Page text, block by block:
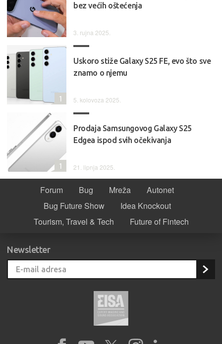
bez većih oštećenja
3. rujna 2025.
Uskoro stiže Galaxy S25 FE, evo što sve
znamo o njemu
5. kolovoza 2025.
1
Prodaja Samsungovog Galaxy S25
Edgea ispod svih očekivanja
21. lipnja 2025.
1
Forum Bug Mreža
Autonet
Bug Future Show
Idea Knockout
Tourism, Travel & Tech
Future of Fintech
Newsletter